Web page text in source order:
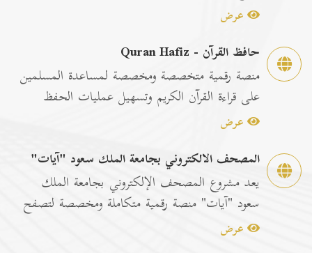
عرض
حافظ القرآن - Quran Hafiz
منصة رقمية متخصصة ومخصصة لمساعدة المسلمين
على قراءة القرآن الكريم وتسهيل عمليات الحفظ
والمراجعة عبر...
عرض
المصحف الالكتروني بجامعة الملك سعود "آيات"
يعد مشروع المصحف الإلكتروني بجامعة الملك
سعود "آيات" منصة رقمية متكاملة ومخصصة لتصفح
وقراءة القرآن ا...
عرض